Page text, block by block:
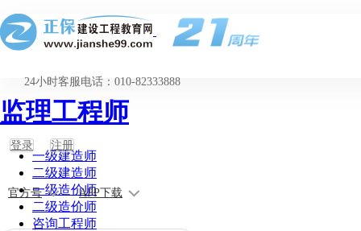
24小时客服电话：010-82333888
登录 注册
官方号 APP下载
监理工程师
一级建造师
二级建造师
一级造价师
二级造价师
咨询工程师